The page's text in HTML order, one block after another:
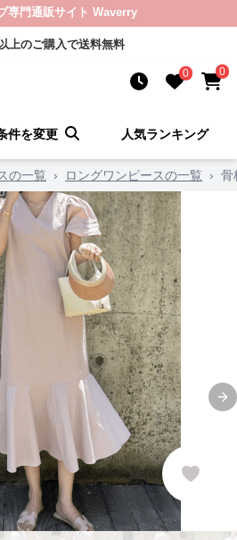
専門通販サイト Waverry
上のご購入で送料無料
0 0
件を変更 人気ランキング
の一覧 › ロングワンピースの一覧 › 骨